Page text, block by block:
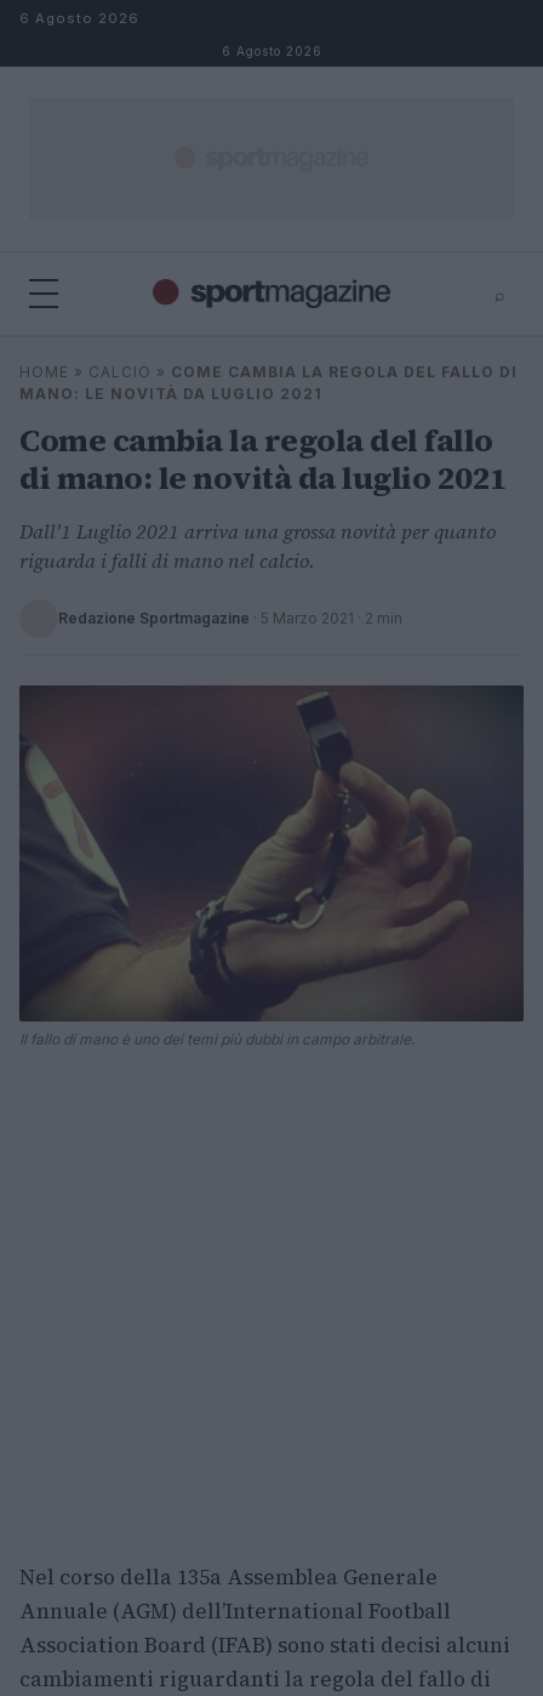
Salta al contenuto
6 Agosto 2026
6 Agosto 2026
⌕
Cerca
⌕ ×
HOME » CALCIO » COME CAMBIA LA REGOLA DEL FALLO DI
MANO: LE NOVITÀ DA LUGLIO 2021
Come cambia la regola del fallo
di mano: le novità da luglio 2021
Dall'1 Luglio 2021 arriva una grossa novità per quanto
riguarda i falli di mano nel calcio.
Redazione Sportmagazine · 5 Marzo 2021 · 2 min
Il fallo di mano è uno dei temi più dubbi in campo arbitrale.
Nel corso della 135a Assemblea Generale
Annuale (AGM) dell’International Football
Association Board (IFAB) sono stati decisi alcuni
cambiamenti riguardanti la regola del fallo di